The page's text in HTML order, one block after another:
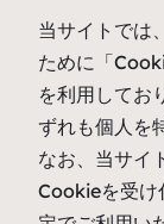
当サイトでは
ために「
を利用してお
ずれも個人を
なお、当サイ
Cookieを受け